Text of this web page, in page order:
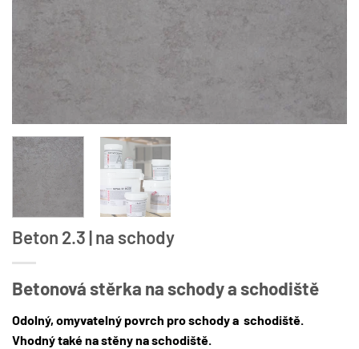
Beton 2.3 | na schody
Betonová stěrka na schody a schodiště
Odolný, omyvatelný povrch pro schody a schodiště.
Vhodný také na stěny na schodiště.